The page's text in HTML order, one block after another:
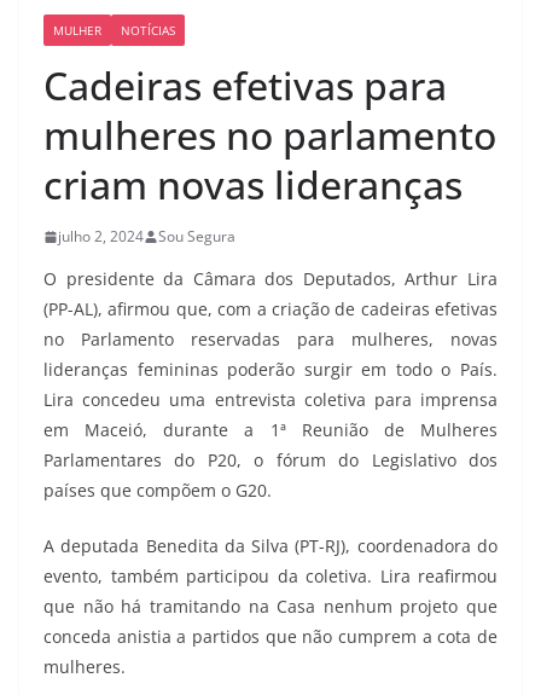
MULHER NOTÍCIAS
Cadeiras efetivas para
mulheres no parlamento
criam novas lideranças
julho 2, 2024 Sou Segura
O presidente da Câmara dos Deputados, Arthur Lira
(PP-AL), afirmou que, com a criação de cadeiras efetivas
no Parlamento reservadas para mulheres, novas
lideranças femininas poderão surgir em todo o País.
Lira concedeu uma entrevista coletiva para imprensa
em Maceió, durante a 1ª Reunião de Mulheres
Parlamentares do P20, o fórum do Legislativo dos
países que compõem o G20.
A deputada Benedita da Silva (PT-RJ), coordenadora do
evento, também participou da coletiva. Lira reafirmou
que não há tramitando na Casa nenhum projeto que
conceda anistia a partidos que não cumprem a cota de
mulheres.